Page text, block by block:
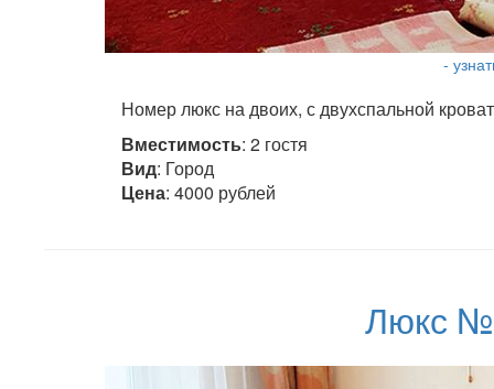
-
Номер люкс на двоих, с двухспальной
Вместимость: 2 гостя
Вид: Город
Цена: 4000 рублей
Люкс